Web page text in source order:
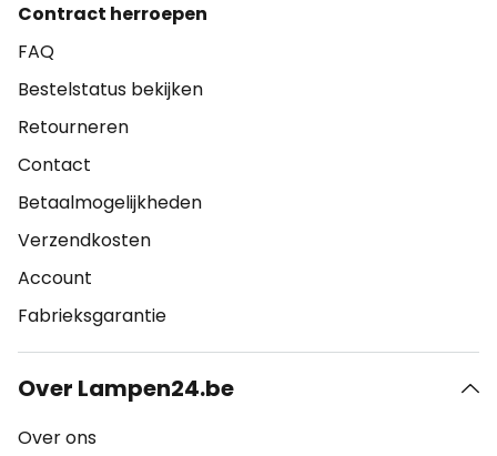
Contract herroepen
FAQ
Bestelstatus bekijken
Retourneren
Contact
Betaalmogelijkheden
Verzendkosten
Account
Fabrieksgarantie
Over Lampen24.be
Over ons